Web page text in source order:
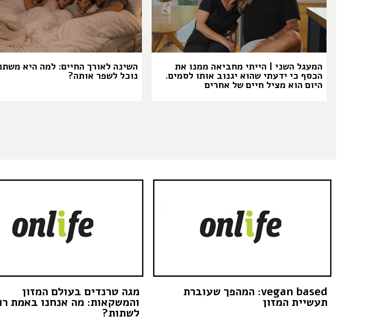
המעגל השני | הייתי מחביאה ממנו את
הכסף כי ידעתי שהוא יגנוב אותו לסמים.
היום הוא מציל חיים של אחרים
השינה לאורך החיים: למה היא
נוכל לשפר אותה?
vegan based: המהפך שעוברת
תעשיית המזון
מגה טרנדים בעולם המזון
והמשקאות: מה אנחנו באמת
לשתות?